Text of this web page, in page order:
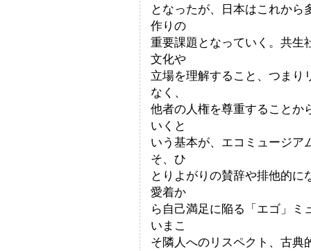
となったが、日本はこれか
作りの
重要課題となっていく。共生
文化や
立場を理解すること、つまり
なく、
他者の人権を尊重することか
いくと
いう基本が、エコミュージア
そ、ひ
とりよがりの賛辞や排他的
愛着か
ら自己満足に陥る「エゴ」
いまこ
そ隣人へのリスペクト、古典